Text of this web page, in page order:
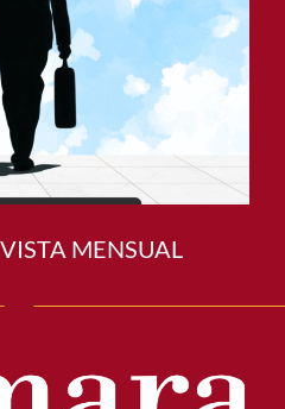
MENSUAL